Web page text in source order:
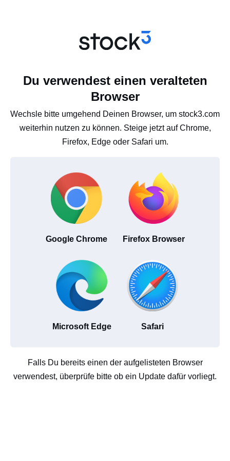
Du verwendest einen veralteten
Browser
Wechsle bitte umgehend Deinen Browser, um stock3.com
weiterhin nutzen zu können. Steige jetzt auf Chrome,
Firefox, Edge oder Safari um.
Google Chrome Firefox Browser
Microsoft Edge Safari
Falls Du bereits einen der aufgelisteten Browser
verwendest, überprüfe bitte ob ein Update dafür vorliegt.